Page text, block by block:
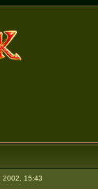
2002, 15:43